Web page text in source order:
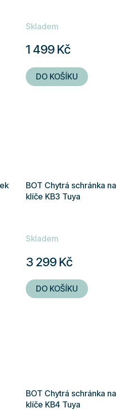
hodnocení
je
5,0
z
Skladem
1 499 Kč
DO KOŠÍKU
BOT Chytrá schránka na
klíče KB3 Tuya
Skladem
3 299 Kč
DO KOŠÍKU
BOT Chytrá schránka na
klíče KB4 Tuya